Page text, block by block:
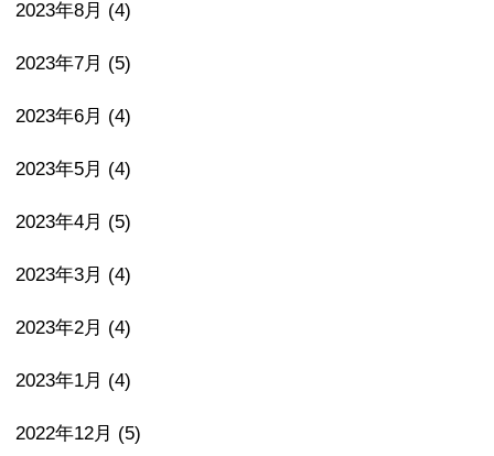
2023年8月 (4)
2023年7月 (5)
2023年6月 (4)
2023年5月 (4)
2023年4月 (5)
2023年3月 (4)
2023年2月 (4)
2023年1月 (4)
2022年12月 (5)